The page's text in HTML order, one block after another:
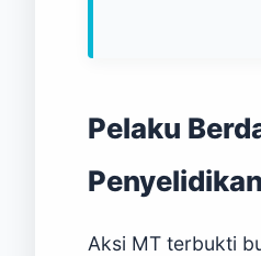
Pelaku
Penyelidikan
Aksi MT terbukti